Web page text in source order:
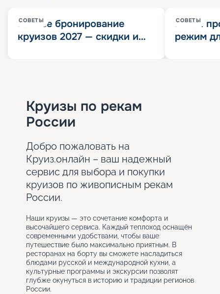
СОВЕТЫ
Раннее бронирование
круизов 2027 — скидки и
СОВЕТЫ
Китай
режим
Круизы по рекам
России
Добро пожаловать на
Круиз.онлайн – ваш надежный
сервис для выбора и покупки
круизов по живописным рекам
России.
Наши круизы — это сочетание комфорта и
высочайшего сервиса. Каждый теплоход оснащён
современными удобствами, чтобы ваше
путешествие было максимально приятным. В
ресторанах на борту вы сможете насладиться
блюдами русской и международной кухни, а
культурные программы и экскурсии позволят
глубже окунуться в историю и традиции регионов
России.